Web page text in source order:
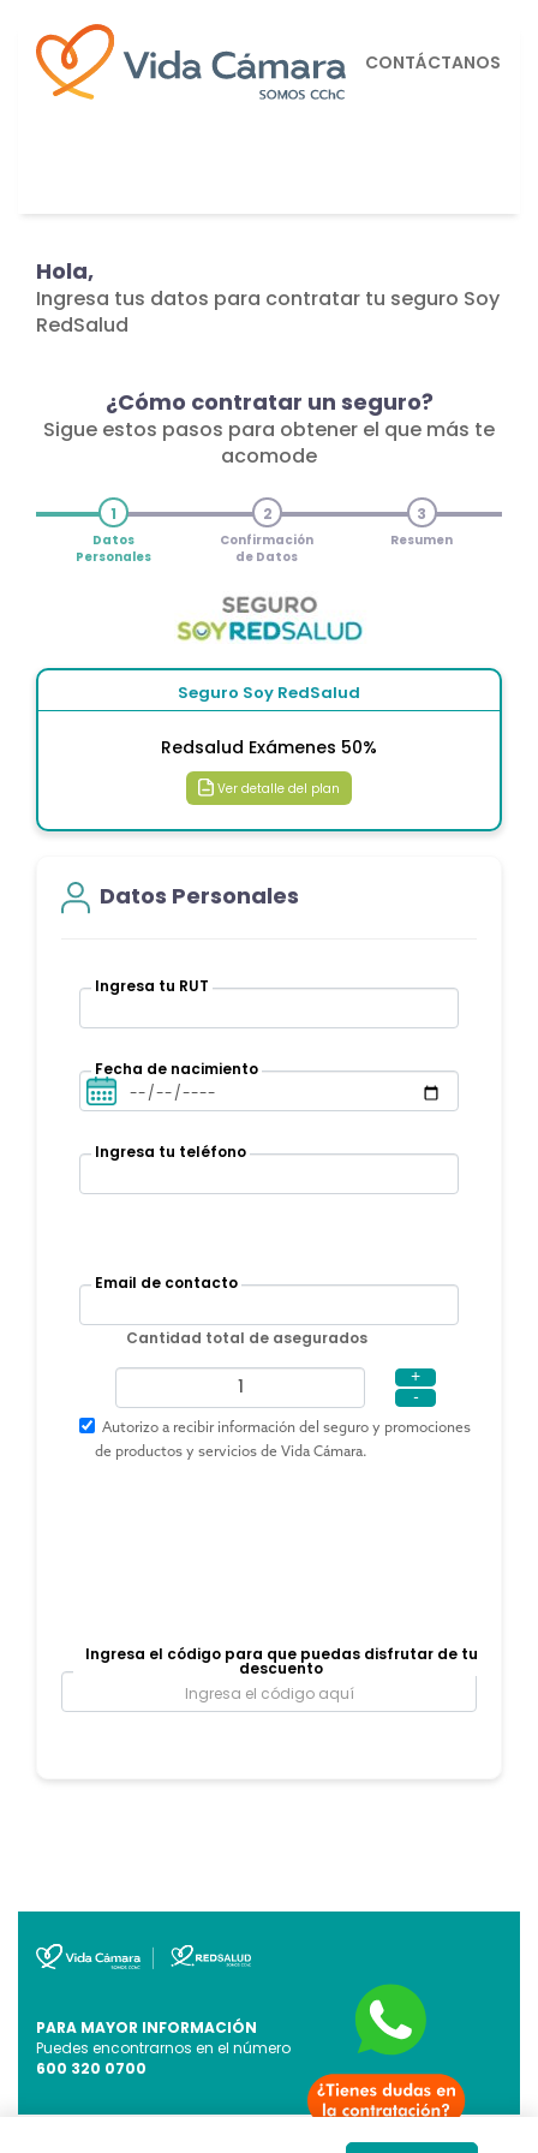
CONTÁCTANOS
Hola,
Ingresa tus datos para contratar tu seguro Soy
RedSalud
¿Cómo contratar un seguro?
Sigue estos pasos para obtener el que más te
acomode
1
Datos
Personales
2
Confirmación
de Datos
3
Resumen
Seguro Soy RedSalud
Redsalud Exámenes 50%
Ver detalle del plan
Datos Personales
Ingresa tu RUT
Fecha de nacimiento
Ingresa tu teléfono
Email de contacto
Cantidad total de asegurados
+
-
Autorizo a recibir información del seguro y promociones
de productos y servicios de Vida Cámara.
Ingresa el código para que puedas disfrutar de tu
descuento
PARA MAYOR INFORMACIÓN
Puedes encontrarnos en el número
600 320 0700